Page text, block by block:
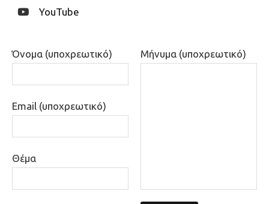
YouTube
Όνομα (υποχρεωτικό)
Email (υποχρεωτικό)
Θέμα
Μήνυμα (υποχρεωτικό)